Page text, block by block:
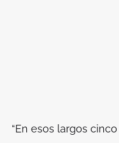
“En esos largos